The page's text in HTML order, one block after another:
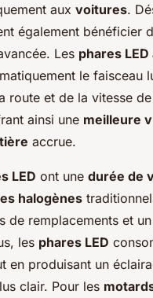
aux voitures.
également bénéficier
Les phares
le faisceau
route et de la vitesse
ainsi une meilleure
accrue.
LED ont une durée de
halogènes
de remplacements et
les phares LED
en produisant un
clair. Pour les